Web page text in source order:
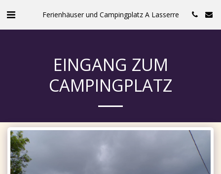
Ferienhäuser und Campingplatz A Lasserre
EINGANG ZUM
CAMPINGPLATZ